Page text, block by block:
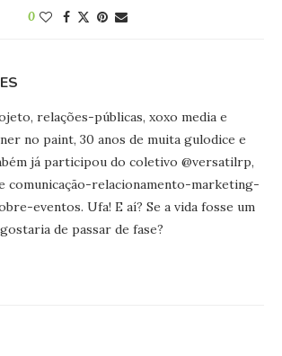
0
relações-públicas, xoxo media e
no paint, 30 anos de muita gulodice e
já participou do coletivo @versatilrp,
comunicação-relacionamento-marketing-
eventos. Ufa! E aí? Se a vida fosse um
de passar de fase?